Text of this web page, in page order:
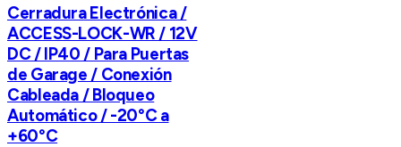
Cerradura Electrónica /
ACCESS-LOCK-WR / 12V
DC / IP40 / Para Puertas
de Garage / Conexión
Cableada / Bloqueo
Automático / -20°C a
+60°C